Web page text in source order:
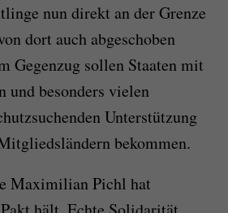
nun direkt an der Grenze
dort auch abgeschoben
Gegenzug sollen Staaten mit
und besonders vielen
Unterstützung
bekommen.
Maximilian Pichl hat